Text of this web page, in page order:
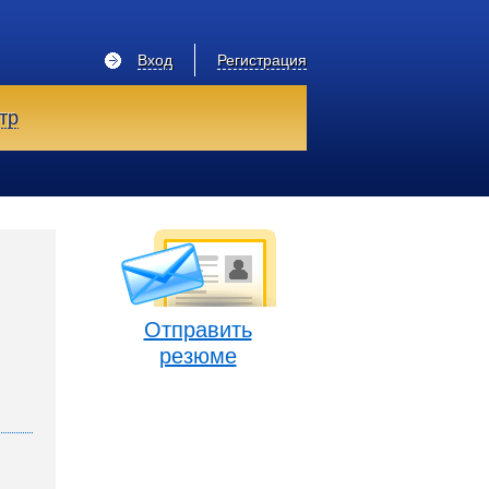
Регистрация
Вход
Отправить
резюме